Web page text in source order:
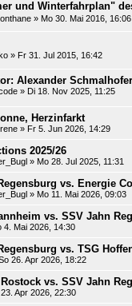
und Winterfahrplan"
» Mo 30. Mai 2016, 16:06
» Fr 31. Jul 2015, 16:42
Alexander Schmalhofer
» Di 18. Nov 2025, 11:25
Herzinfarkt
» Fr 5. Jun 2026, 14:29
2025/26
» Mo 28. Jul 2025, 11:31
vs. Energie
» Mo 11. Mai 2026, 09:03
vs. SSV Jahn
4. Mai 2026, 14:30
vs. TSG
26. Apr 2026, 18:22
Rostock vs. SSV Jahn
Apr 2026, 22:30